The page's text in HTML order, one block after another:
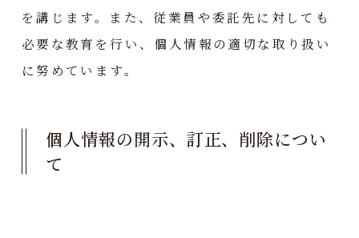
を講じます。また、従業員や委託先に対しても
必要な教育を行い、個人情報の適切な取り扱い
に努めています。
個人情報の開示、訂正、削除につい
て